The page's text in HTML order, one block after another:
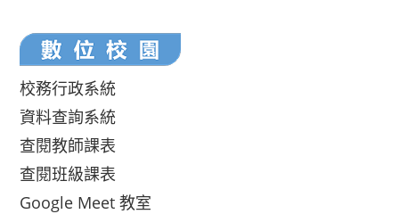
校務行政系統
資料查詢系統
查閱教師課表
查閱班級課表
Google Meet 教室